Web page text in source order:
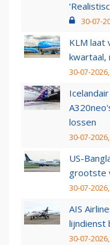
30-07-
KLM laat
kwartaal,
30-07-
lossen
30-07-
US-
grootste
30-07-
AIS
lijndienst
30-07-